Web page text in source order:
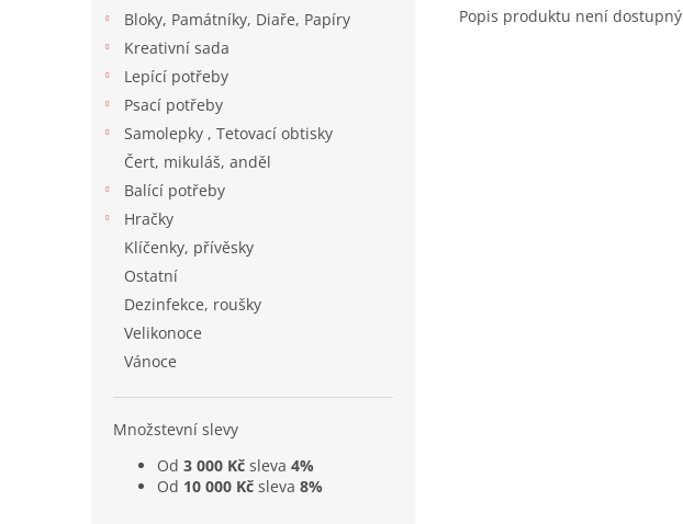
Bloky, Památníky, Diaře, Papíry
Kreativní sada
Lepící potřeby
Psací potřeby
Samolepky , Tetovací obtisky
Čert, mikuláš, anděl
Balící potřeby
Hračky
Klíčenky, přívěsky
Ostatní
Dezinfekce, roušky
Velikonoce
Vánoce
Množstevní slevy
Od 3 000 Kč sleva 4%
Od 10 000 Kč sleva 8%
Popis produktu není dostupný